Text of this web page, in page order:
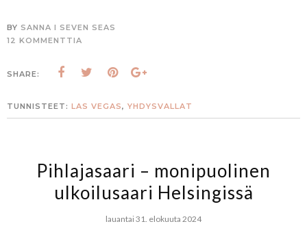
BY SANNA I SEVEN SEAS
12 KOMMENTTIA
SHARE:
TUNNISTEET: LAS VEGAS, YHDYSVALLAT
Pihlajasaari – monipuolinen
ulkoilusaari Helsingissä
lauantai 31. elokuuta 2024